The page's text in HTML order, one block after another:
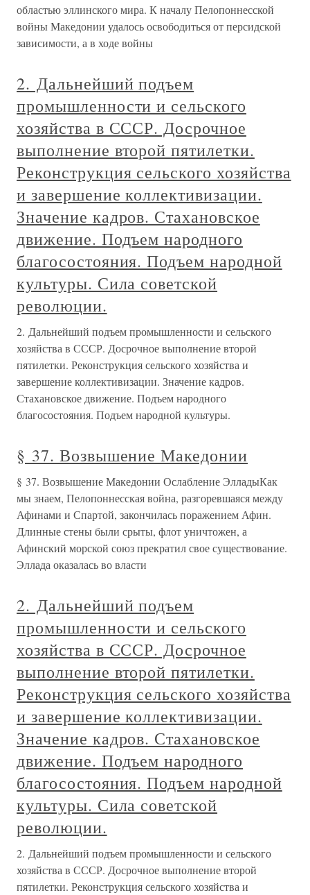
областью эллинского мира. К началу Пелопоннесской
войны Македонии удалось освободиться от персидской
зависимости, а в ходе войны
2. Дальнейший подъем
промышленности и сельского
хозяйства в СССР. Досрочное
выполнение второй пятилетки.
Реконструкция сельского хозяйства
и завершение коллективизации.
Значение кадров. Стахановское
движение. Подъем народного
благосостояния. Подъем народной
культуры. Сила советской
революции.
2. Дальнейший подъем промышленности и сельского
хозяйства в СССР. Досрочное выполнение второй
пятилетки. Реконструкция сельского хозяйства и
завершение коллективизации. Значение кадров.
Стахановское движение. Подъем народного
благосостояния. Подъем народной культуры.
§ 37. Возвышение Македонии
§ 37. Возвышение Македонии Ослабление ЭлладыКак
мы знаем, Пелопоннесская война, разгоревшаяся между
Афинами и Спартой, закончилась поражением Афин.
Длинные стены были срыты, флот уничтожен, а
Афинский морской союз прекратил свое существование.
Эллада оказалась во власти
2. Дальнейший подъем
промышленности и сельского
хозяйства в СССР. Досрочное
выполнение второй пятилетки.
Реконструкция сельского хозяйства
и завершение коллективизации.
Значение кадров. Стахановское
движение. Подъем народного
благосостояния. Подъем народной
культуры. Сила советской
революции.
2. Дальнейший подъем промышленности и сельского
хозяйства в СССР. Досрочное выполнение второй
пятилетки. Реконструкция сельского хозяйства и